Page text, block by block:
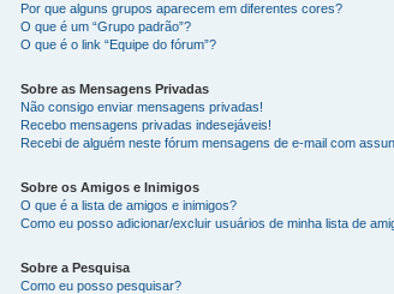
Por que alguns grupos aparecem em diferentes cores?
O que é um “Grupo padrão”?
O que é o link “Equipe do fórum”?
Sobre as Mensagens Privadas
Não consigo enviar mensagens privadas!
Recebo mensagens privadas indesejáveis!
Recebi de alguém neste fórum mensagens de e-mail com
Sobre os Amigos e Inimigos
O que é a lista de amigos e inimigos?
Como eu posso adicionar/excluir usuários de minha lista de
Sobre a Pesquisa
Como eu posso pesquisar?